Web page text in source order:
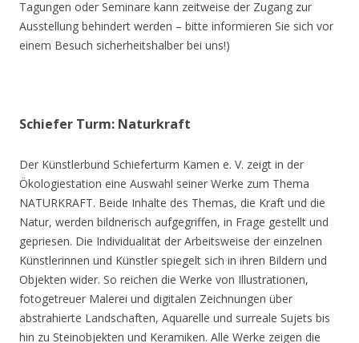
Tagungen oder Seminare kann zeitweise der Zugang zur
Ausstellung behindert werden – bitte informieren Sie sich vor
einem Besuch sicherheitshalber bei uns!)
Schiefer Turm: Naturkraft
Der Künstlerbund Schieferturm Kamen e. V. zeigt in der
Ökologiestation eine Auswahl seiner Werke zum Thema
NATURKRAFT. Beide Inhalte des Themas, die Kraft und die
Natur, werden bildnerisch aufgegriffen, in Frage gestellt und
gepriesen. Die Individualität der Arbeitsweise der einzelnen
Künstlerinnen und Künstler spiegelt sich in ihren Bildern und
Objekten wider. So reichen die Werke von Illustrationen,
fotogetreuer Malerei und digitalen Zeichnungen über
abstrahierte Landschaften, Aquarelle und surreale Sujets bis
hin zu Steinobjekten und Keramiken. Alle Werke zeigen die